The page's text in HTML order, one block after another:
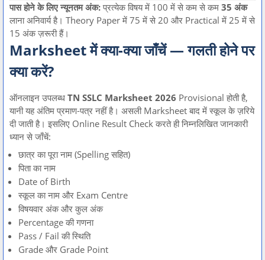
पास होने के लिए न्यूनतम अंक: प्रत्येक विषय में 100 में से कम से कम 35 अंक
लाना अनिवार्य है। Theory Paper में 75 में से 20 और Practical में 25 में से
15 अंक ज़रूरी हैं।
Marksheet में क्या-क्या जाँचें — गलती होने पर
क्या करें?
ऑनलाइन उपलब्ध TN SSLC Marksheet 2026 Provisional होती है,
यानी यह अंतिम प्रमाण-पत्र नहीं है। असली Marksheet बाद में स्कूल के ज़रिये
दी जाती है। इसलिए Online Result Check करते ही निम्नलिखित जानकारी
ध्यान से जाँचें:
छात्र का पूरा नाम (Spelling सहित)
पिता का नाम
Date of Birth
स्कूल का नाम और Exam Centre
विषयवार अंक और कुल अंक
Percentage की गणना
Pass / Fail की स्थिति
Grade और Grade Point